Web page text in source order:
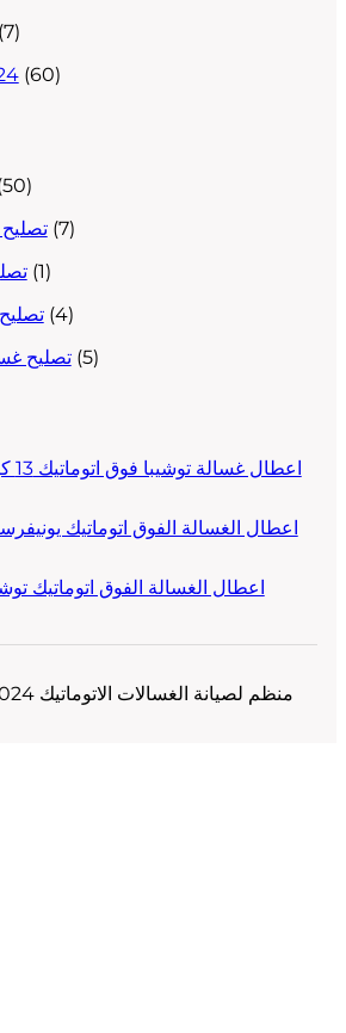
(60)
(7)
(1)
(4)
تصليح(5)
اعطال غسالة توشيبا فوق اتوماتيك 13 كيلو
اعطال الغسالة الفوق اتوماتيك
اعطال الغسالة الفوق اتوماتيك
Copyright © 2024 منظم لصيانة الغسالات الاتوماتيك